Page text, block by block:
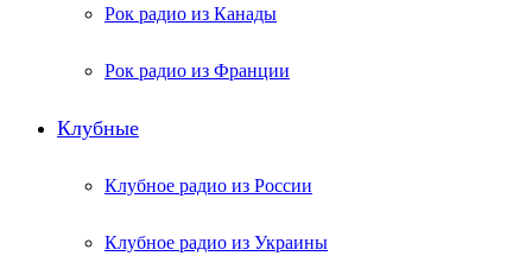
Рок радио из Канады
Рок радио из Франции
Клубные
Клубное радио из России
Клубное радио из Украины